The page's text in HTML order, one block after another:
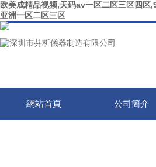
欧美成精品视频,天码av一区二区三区四
亚洲一区二区三区
網站首頁 公司簡介